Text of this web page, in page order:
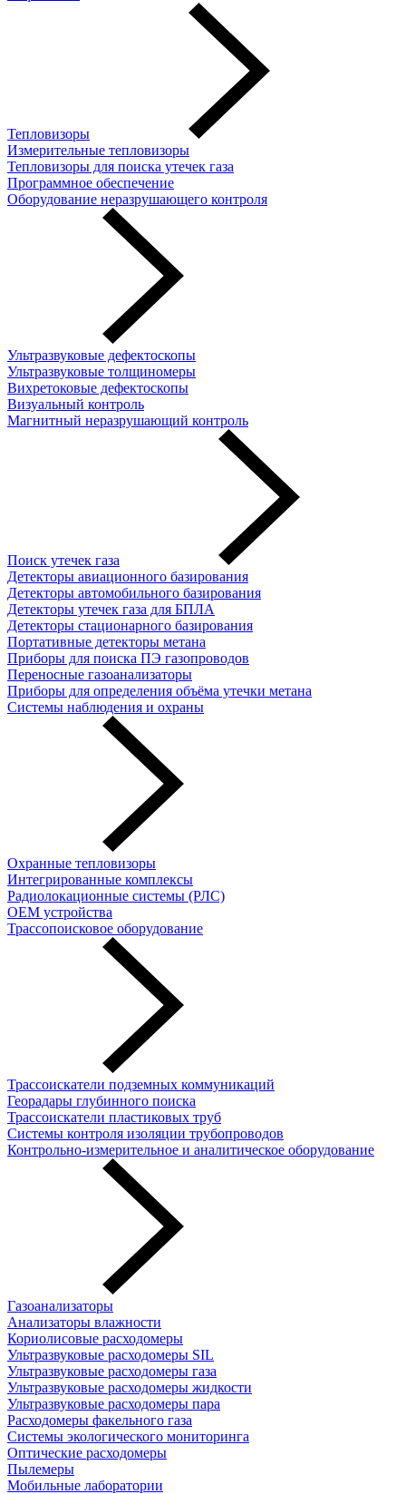
Тепловизоры
Измерительные тепловизоры
Тепловизоры для поиска утечек газа
Программное обеспечение
Оборудование неразрушающего контроля
Ультразвуковые дефектоскопы
Ультразвуковые толщиномеры
Вихретоковые дефектоскопы
Визуальный контроль
Магнитный неразрушающий контроль
Поиск утечек газа
Детекторы авиационного базирования
Детекторы автомобильного базирования
Детекторы утечек газа для БПЛА
Детекторы стационарного базирования
Портативные детекторы метана
Приборы для поиска ПЭ газопроводов
Переносные газоанализаторы
Приборы для определения объёма утечки метана
Системы наблюдения и охраны
Охранные тепловизоры
Интегрированные комплексы
Радиолокационные системы (РЛС)
OEM устройства
Трассопоисковое оборудование
Трассоискатели подземных коммуникаций
Георадары глубинного поиска
Трассоискатели пластиковых труб
Cистемы контроля изоляции трубопроводов
Контрольно-измерительное и аналитическое оборудование
Газоанализаторы
Анализаторы влажности
Кориолисовые расходомеры
Ультразвуковые расходомеры SIL
Ультразвуковые расходомеры газа
Ультразвуковые расходомеры жидкости
Ультразвуковые расходомеры пара
Расходомеры факельного газа
Системы экологического мониторинга
Оптические расходомеры
Пылемеры
Мобильные лаборатории